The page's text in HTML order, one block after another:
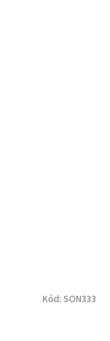
Kód: SON333